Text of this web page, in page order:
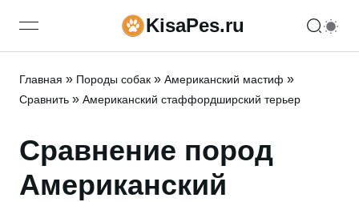
open navigation menuKisaPes.ru
Главная » Породы собак » Американский мастиф »
Сравнить » Американский стаффордширский терьер
Сравнение пород
Американский